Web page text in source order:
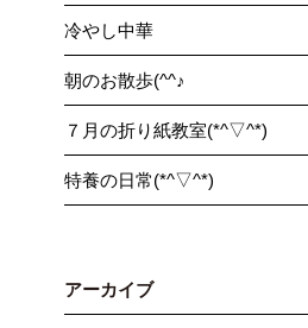
冷やし中華
朝のお散歩(^^♪
７月の折り紙教室(*^▽^*)
特養の日常(*^▽^*)
アーカイブ